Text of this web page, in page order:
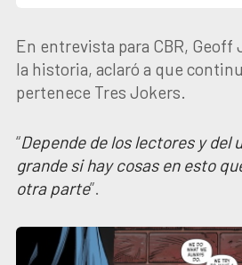
En entrevista para CBR,
la historia, aclaró a que
pertenece Tres Jokers.
“Depende de los lectores y del
grande si hay cosas en esto
otra parte”.